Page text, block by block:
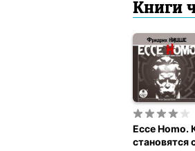
Книги
Ecce Homo.
становятся